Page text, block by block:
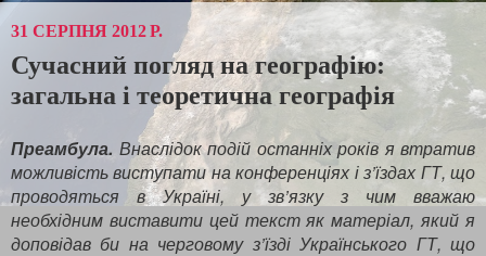
31 СЕРПНЯ 2012 Р.
Сучасний погляд на географію:
загальна і теоретична географія
Преамбула. Внаслідок подій останніх років я втратив
можливість виступати на конференціях і з’їздах ГТ, що
проводяться в Україні, у зв’язку з чим вважаю
необхідним виставити цей текст як матеріал, який я
доповідав би на черговому з’їзді Українського ГТ, що